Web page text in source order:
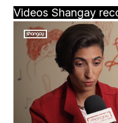
Videos Shangay